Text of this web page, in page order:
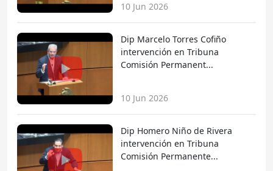
10 Jun 2026
Dip Marcelo Torres Cofiño
intervención en Tribuna
Comisión Permanent...
10 Jun 2026
Dip Homero Niño de Rivera
intervención en Tribuna
Comisión Permanente...